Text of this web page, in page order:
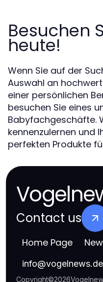
Besuchen
heute!
Wenn Sie auf der
Auswahl an
einer persönlichen
besuchen Sie eines
Babyfachgeschäfte.
kennenzulernen und
perfekten Produkte
Contact us
Home Page
info@vogelnews.de
Copyright©2026